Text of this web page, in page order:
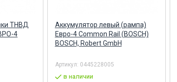
ТНВД
4
Аккумулятор левый (рампа)
Евро-4 Common Rail (BOSCH)
BOSCH, Robert GmbH
Артикул: 0445228005
в наличии